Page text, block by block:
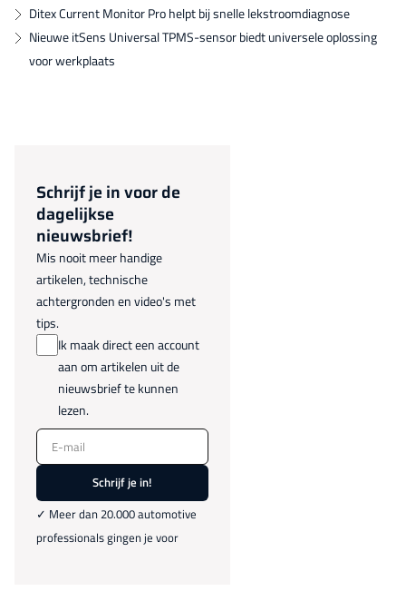
Ditex Current Monitor Pro helpt bij snelle lekstroomdiagnose
Nieuwe itSens Universal TPMS-sensor biedt universele oplossing
voor werkplaats
Schrijf je in voor de
dagelijkse
nieuwsbrief!
Mis nooit meer handige
artikelen, technische
achtergronden en video's met
tips.
Ik maak direct een account
aan om artikelen uit de
nieuwsbrief te kunnen
lezen.
E-mail
Schrijf je in!
✓ Meer dan 20.000 automotive
professionals gingen je voor